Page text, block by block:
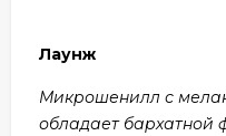
Лаунж
Микрошенилл с
обладает бархатной